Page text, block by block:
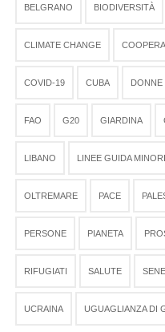
BELGRANO BIODIVERSITÀ
CLIMATE CHANGE
COVID-19 CUBA DONNE
FAO G20 GIARDINA
LIBANO LINEE GUIDA MINORI
OLTREMARE PACE
PERSONE PIANETA
RIFUGIATI SALUTE
UCRAINA UGUAGLIANZA DI